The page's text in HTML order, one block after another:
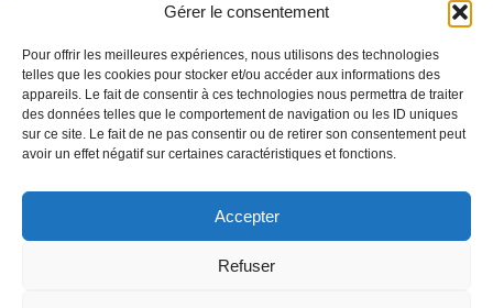
Gérer le consentement
Pour offrir les meilleures expériences, nous utilisons des technologies
telles que les cookies pour stocker et/ou accéder aux informations des
appareils. Le fait de consentir à ces technologies nous permettra de traiter
des données telles que le comportement de navigation ou les ID uniques
sur ce site. Le fait de ne pas consentir ou de retirer son consentement peut
avoir un effet négatif sur certaines caractéristiques et fonctions.
Accepter
Refuser
Archives
Archives
Bibliographie